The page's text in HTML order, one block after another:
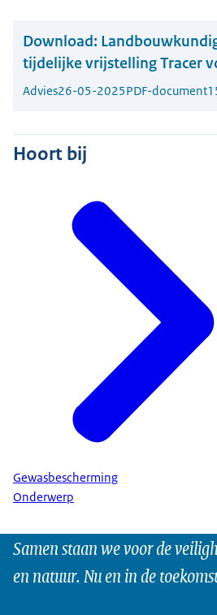
Download:
tijdelijke vrijstelling Tracer
Advies26-05-2025PDF-document
Hoort bij
Gewasbescherming
Onderwerp
Samen staan we voor de
en natuur. Nu en in de